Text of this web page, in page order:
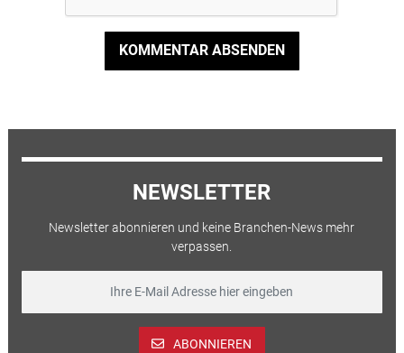
KOMMENTAR ABSENDEN
NEWSLETTER
Newsletter abonnieren und keine Branchen-News mehr
verpassen.
ABONNIEREN